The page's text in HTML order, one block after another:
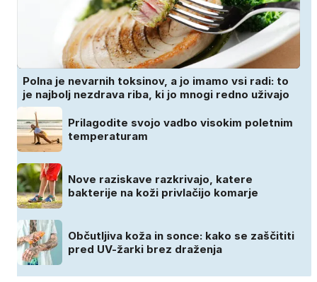
Polna je nevarnih toksinov, a jo imamo vsi radi: to
je najbolj nezdrava riba, ki jo mnogi redno uživajo
Prilagodite svojo vadbo visokim poletnim
temperaturam
Nove raziskave razkrivajo, katere
bakterije na koži privlačijo komarje
Občutljiva koža in sonce: kako se zaščititi
pred UV-žarki brez draženja